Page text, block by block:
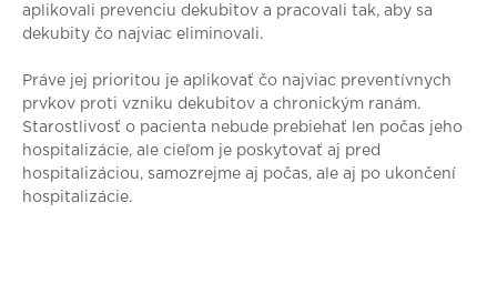
aplikovali prevenciu dekubitov a pracovali tak, aby sa
dekubity čo najviac eliminovali.
Práve jej prioritou je aplikovať čo najviac preventívnych
prvkov proti vzniku dekubitov a chronickým ranám.
Starostlivosť o pacienta nebude prebiehať len počas jeho
hospitalizácie, ale cieľom je poskytovať aj pred
hospitalizáciou, samozrejme aj počas, ale aj po ukončení
hospitalizácie.